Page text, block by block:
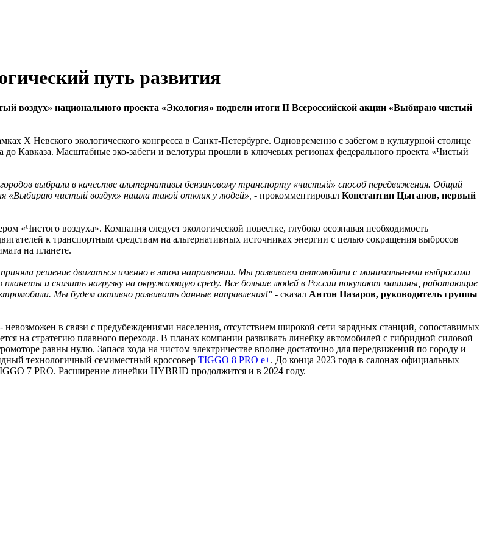
путь развития
воздух» национального проекта «Экология» подвели итоги II Всероссийской акции «Выбираю чистый
Х Невского экологического конгресса в Санкт-Петербурге. Одновременно с забегом в культурной столице
до Кавказа. Масштабные эко-забеги и велотуры прошли в ключевых регионах федерального проекта «Чистый
выбрали в качестве альтернативы бензиновому транспорту «чистый» способ передвижения. Общий
«Выбираю чистый воздух» нашла такой отклик у людей», - прокомментировал Константин Цыганов, первый
«Чистого воздуха». Компания следует экологической повестке, глубоко осознавая необходимость
к транспортным средствам на альтернативных источниках энергии с целью сокращения выбросов
на планете.
решение двигаться именно в этом направлении. Мы развиваем автомобили с минимальными выбросами
планеты и снизить нагрузку на окружающую среду. Все больше людей в России покупают машины, работающие
Мы будем активно развивать данные направления!" - сказал Антон Назаров, руководитель группы
в связи с предубеждениями населения, отсутствием широкой сети зарядных станций, сопоставимых
на стратегию плавного перехода. В планах компании развивать линейку автомобилей с гибридной силовой
равны нулю. Запаса хода на чистом электричестве вполне достаточно для передвижений по городу и
технологичный семиместный кроссовер TIGGO 8 PRO e+. До конца 2023 года в салонах официальных
7 PRO. Расширение линейки HYBRID продолжится и в 2024 году.